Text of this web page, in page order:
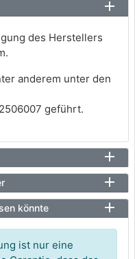
des Herstellers
anderem unter den
geführt.
könnte
ist nur eine